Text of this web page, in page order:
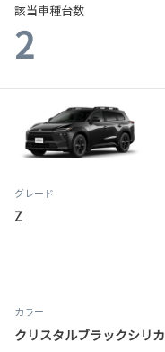
該当車種台数
2
グレード
Z
カラー
クリスタルブラックシリカ